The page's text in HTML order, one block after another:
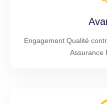
Engagement Qualité
Assurance